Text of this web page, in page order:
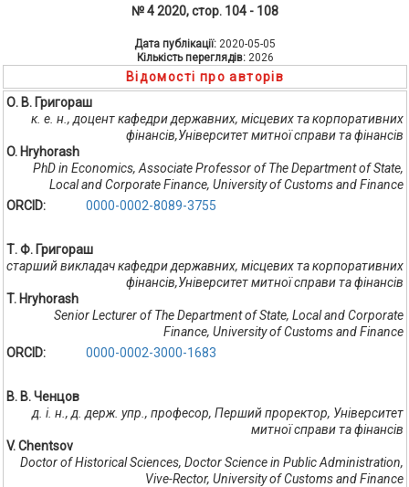
№ 4 2020, стор. 104 - 108
Дата публікації: 2020-05-05
Кількість переглядів: 2026
Відомості про авторів
О. В. Григораш
к. е. н., доцент кафедри державних, місцевих та корпоративних
фінансів,Університет митної справи та фінансів
O. Hryhorash
PhD in Economics, Associate Professor of The Department of State,
Local and Corporate Finance, University of Customs and Finance
ORCID:
0000-0002-8089-3755
Т. Ф. Григораш
старший викладач кафедри державних, місцевих та корпоративних
фінансів,Університет митної справи та фінансів
T. Hryhorash
Senior Lecturer of The Department of State, Local and Corporate
Finance, University of Customs and Finance
ORCID:
0000-0002-3000-1683
В. В. Ченцов
д. і. н., д. держ. упр., професор, Перший проректор, Університет
митної справи та фінансів
V. Chentsov
Doctor of Historical Sciences, Doctor Science in Public Administration,
Vive-Rector, University of Customs and Finance